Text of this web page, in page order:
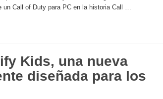
Call of Duty para PC en la historia Call …
Kids, una nueva
diseñada para los